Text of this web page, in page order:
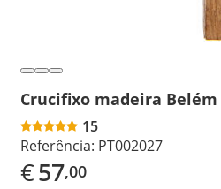
Crucifixo madeira Belém
15
Referência: PT002027
€57,00